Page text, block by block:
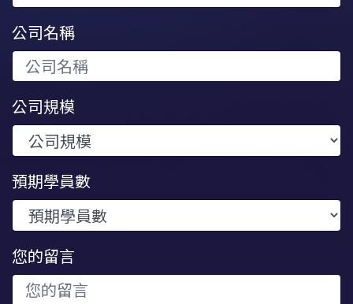
公司名稱
公司規模
預期學員數
您的留言